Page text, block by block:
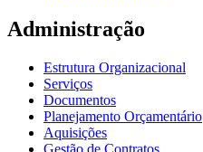
Administração
Estrutura Organizacional
Serviços
Documentos
Planejamento Orçamentário
Aquisições